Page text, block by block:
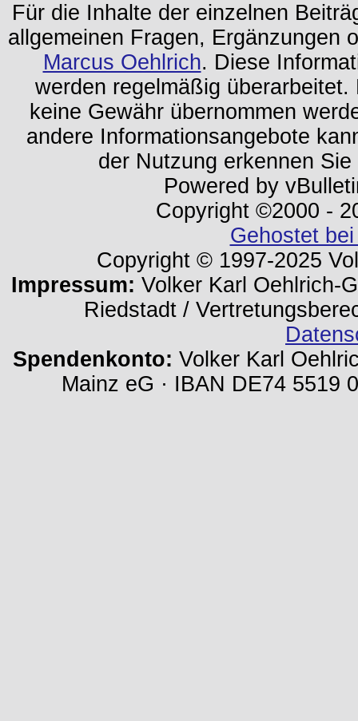
Für die Inhalte der einzelnen
allgemeinen Fragen, Ergänzungen
Marcus Oehlrich. Diese
werden regelmäßig
keine Gewähr übernommen
andere Informationsangebote
der Nutzung erkennen
Powered by
Copyright ©2000 -
Gehostet
Copyright © 1997-2025
Impressum: Volker Karl Oehlrich-
Riedstadt /
Spendenkonto: Volker Karl
Mainz eG · IBAN DE74 5519